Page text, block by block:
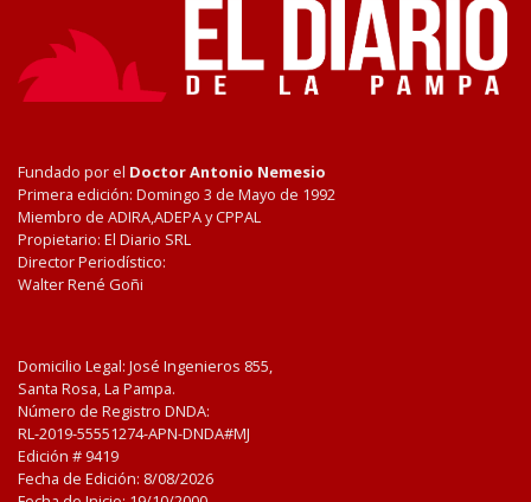
Fundado por el Doctor Antonio Nemesio
Primera edición: Domingo 3 de Mayo de 1992
Miembro de ADIRA,ADEPA y CPPAL
Propietario: El Diario SRL
Director Periodístico:
Walter René Goñi
Domicilio Legal: José Ingenieros 855,
Santa Rosa, La Pampa.
Número de Registro DNDA:
RL-2019-55551274-APN-DNDA#MJ
Edición # 9419
Fecha de Edición: 8/08/2026